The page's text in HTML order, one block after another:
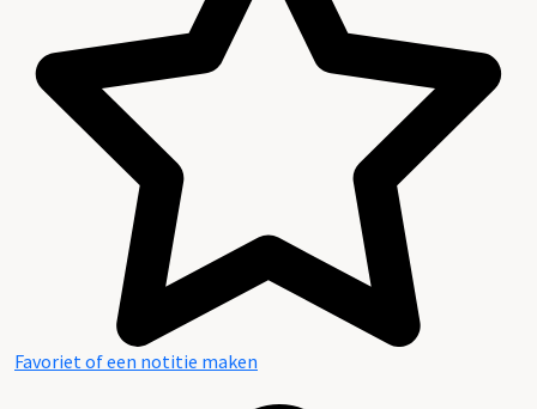
Favoriet of een notitie maken